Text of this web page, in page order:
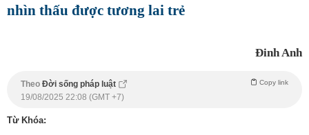
nhìn thấu được tương lai trẻ
Đinh Anh
Theo Đời sống pháp luật Copy link
19/08/2025 22:08 (GMT +7)
Từ Khóa: